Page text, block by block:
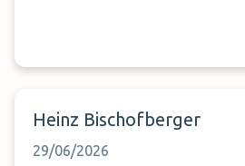
Heinz Bischofberger
29/06/2026